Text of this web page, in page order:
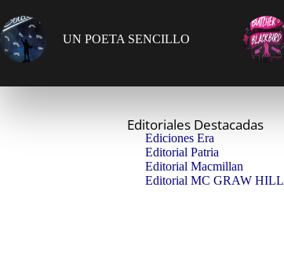
UN POETA SENCILLO
Editoriales Destacadas
Ediciones Era
Editorial Patria
Editorial Macmillan
Editorial MC GRAW HILL